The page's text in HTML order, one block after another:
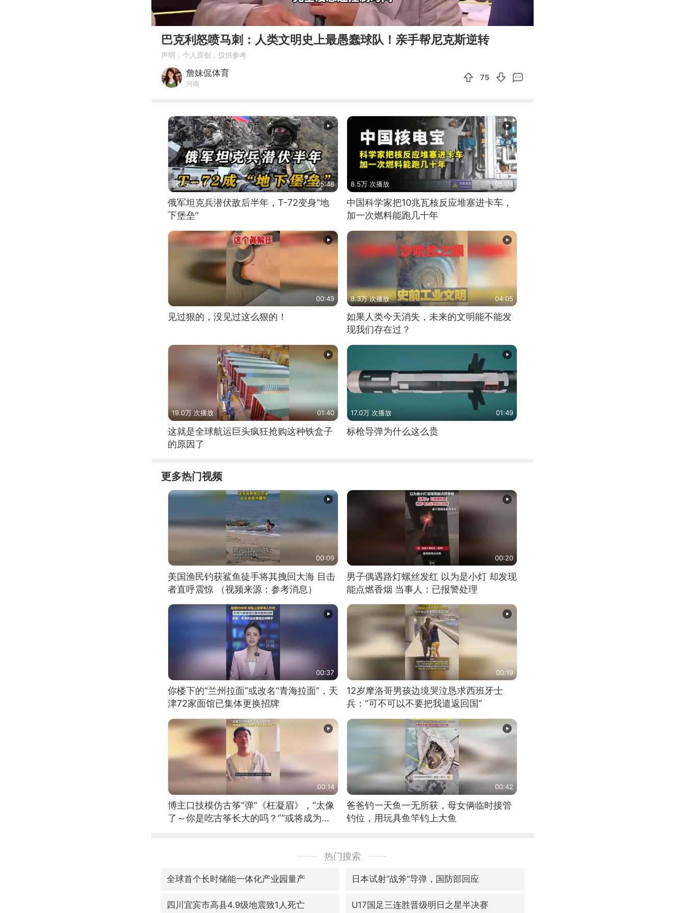
01:04
巴克利怒喷马刺：人类文明史上最愚蠢球队！亲手帮尼克斯逆转
声明：个人原创，仅供参考
詹妹侃体育
河南
75
3675 次播放 05:48
俄军坦克兵潜伏敌后半年，T-72变身“地
下堡垒”
8.5万 次播放 05:04
中国科学家把10兆瓦核反应堆塞进卡车，
加一次燃料能跑几十年
00:49
见过狠的，没见过这么狠的！
8.3万 次播放 04:05
如果人类今天消失，未来的文明能不能发
现我们存在过？
19.0万 次播放 01:40
这就是全球航运巨头疯狂抢购这种铁盒子
的原因了
17.0万 次播放 01:49
标枪导弹为什么这么贵
更多热门视频
00:09
美国渔民钓获鲨鱼徒手将其拽回大海 目击
者直呼震惊 （视频来源：参考消息）
00:20
男子偶遇路灯螺丝发红 以为是小灯 却发现
能点燃香烟 当事人：已报警处理
00:37
你楼下的“兰州拉面”或改名“青海拉面”，天
津72家面馆已集体更换招牌
00:19
12岁摩洛哥男孩边境哭泣恳求西班牙士
兵：“可不可以不要把我遣返回国”
00:14
博主口技模仿古筝“弹”《枉凝眉》，“太像
了～你是吃古筝长大的吗？”“或将成为首
00:42
爸爸钓一天鱼一无所获，母女俩临时接管
钓位，用玩具鱼竿钓上大鱼
热门搜索
全球首个长时储能一体化产业园量产 日本试射“战斧”导弹，国防部回应
四川宜宾市高县4.9级地震致1人死亡 U17国足三连胜晋级明日之星半决赛